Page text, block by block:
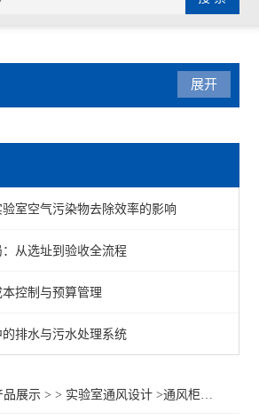
展开
室空气污染物去除效率的影响
从选址到验收全流程
控制与预算管理
排水与污水处理系统
品展示 > > 实验室通风设计 >通风柜排风施工